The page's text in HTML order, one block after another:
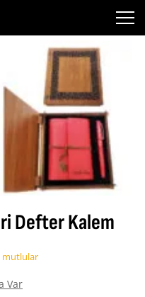
Defter Kalem
mutlular
Var